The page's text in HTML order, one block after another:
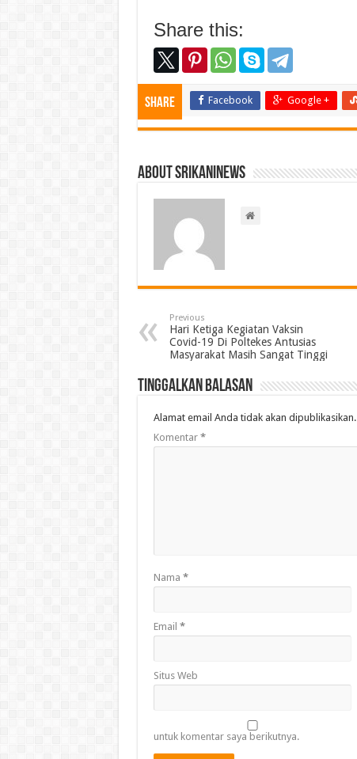
Share this:
Share Facebook Google +
About srikaninews
Previous
Hari Ketiga Kegiatan Vaksin
Covid-19 Di Poltekes Antusias
Masyarakat Masih Sangat Tinggi
Tinggalkan Balasan
Alamat email Anda tidak akan dipublikasikan.
Komentar *
Nama *
Email *
Situs Web
untuk komentar saya berikutnya.